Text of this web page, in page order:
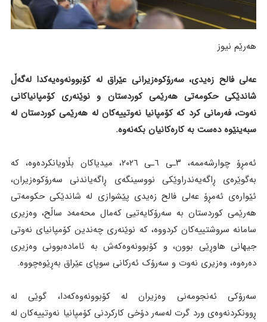
هەرێم نیوز
عەلی فالح زەیدی، سەرۆکوەزیرانی عێراق لە کۆبوونەوەیەکدا لەگەڵ
شاندێکی حکومەتی هەرێمی کوردستان و نوێنەری کۆمپانیاکانی
نەوت، فەرمانی کرد کە کۆمپانیا نەوتییەکان لە هەرێمی کوردستان لە
سبەینێوە دەست بە کارەکانیان بکەنەوە.
ئەمڕۆ چوارشەممە، ٣ـی ٦ـی ٢٠٢٦، میدیاکان بڵاویانکردەوە، کە
بەگوێرەی ڕاگەیەندراوێکی نووسینگەی ڕاگەیاندنی سەرۆکوەزیران،
ئێوارەی ئەمڕۆ عەلی فالح زەیدی پێشوازی لە شاندێکی حکومەتی
هەرێمی کوردستان بە سەرۆکایەتیی کەمال محەمەد ساڵح، وەزیری
سامانە سروشتییەکان کردووە، کە نوێنەری چەندین کۆمپانیای نەوتی
جیهانی هاوڕێی بوون، و کۆبوونەوەکەش بە ئامادەبوونی وەزیری
دەرەوە، وەزیری نەوت و سەرۆک ئەرکانی سوپای عێراق بەڕێوەچووە.
سەرۆکی ئەنجومەنی وەزیران لە کۆبوونەوەکەدا، گوێی لە
ڕوونکردنەوەی ورد گرت لەسەر دۆخی کارکردنی کۆمپانیا نەوتییەکان لە